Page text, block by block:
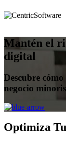
Mantén el
digital
Descubre
negocio
Optimiza